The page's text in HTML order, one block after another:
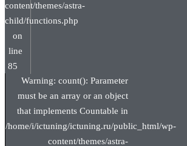
content/themes/astra-
child/functions.php
on
line
85
Warning: count(): Parameter
must be an array or an object
that implements Countable in
/home/i/ictuning/ictuning.ru/public_html/wp-
content/themes/astra-